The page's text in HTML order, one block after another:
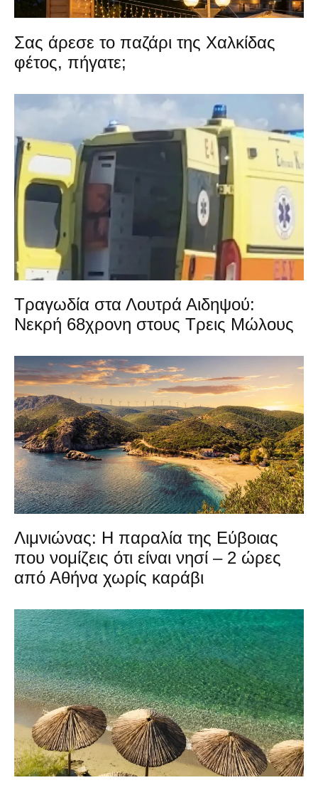
Σας άρεσε το παζάρι της Χαλκίδας
φέτος, πήγατε;
Τραγωδία στα Λουτρά Αιδηψού:
Νεκρή 68χρονη στους Τρεις Μώλους
Λιμνιώνας: Η παραλία της Εύβοιας
που νομίζεις ότι είναι νησί – 2 ώρες
από Αθήνα χωρίς καράβι